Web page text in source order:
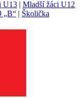
U13 | Mladší žáci U12
„B“ | Školička